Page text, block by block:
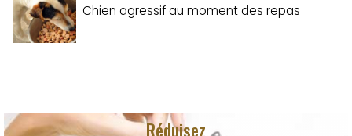
Chien agressif au moment des repas
Réduisez